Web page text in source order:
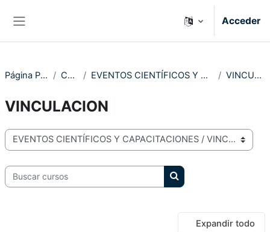
Acceder
Página Principal Cursos EVENTOS CIENTÍFICOS Y CAPACITACIONES VINCULACION
VINCULACION
Categorías
Buscar cursos
Buscar cursos
Expandir todo